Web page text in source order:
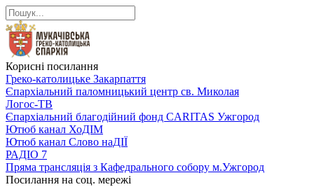
Корисні посилання
Греко-католицьке Закарпаття
Єпархіальний паломницький центр св. Миколая
Логос-ТВ
Єпархіальний благодійний фонд CARITAS Ужгород
Ютюб канал ХоДІМ
Ютюб канал Слово наДІЇ
РАДІО 7
Пряма трансляція з Кафедрального собору м.Ужгород
Посилання на соц. мережі